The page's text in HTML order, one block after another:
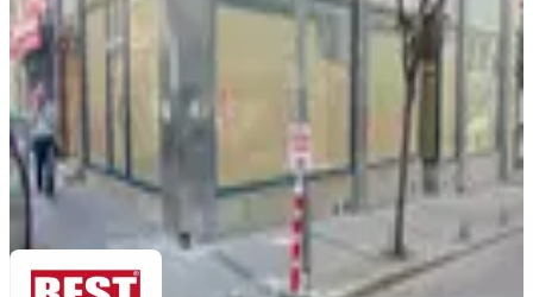
·Düz Giriş (Zemin) ·10.07.2026
REST OfisArife Kayadibi